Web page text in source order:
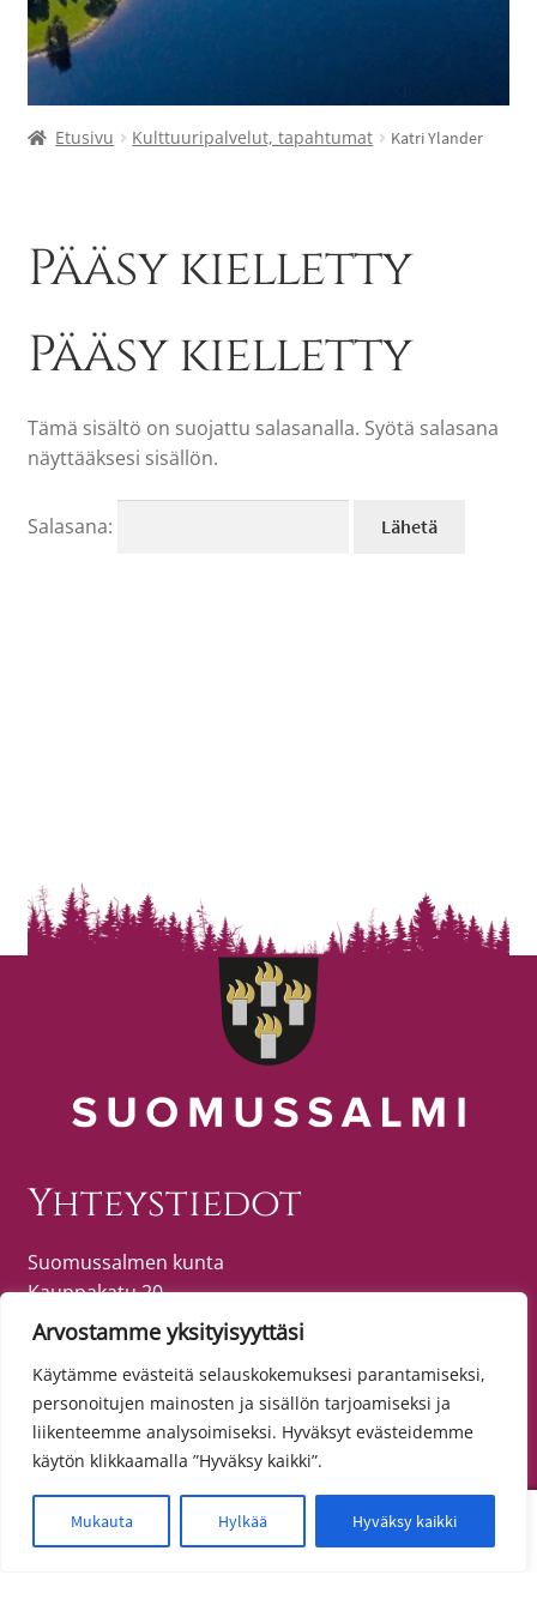
Arvostamme yksityisyyttäsi
Käytämme evästeitä selauskokemuksesi parantamiseksi,
personoitujen mainosten ja sisällön tarjoamiseksi ja
liikenteemme analysoimiseksi. Hyväksyt evästeidemme
käytön klikkaamalla ”Hyväksy kaikki”.
Mukauta Hylkää Hyväksy kaikki
Etusivu Kulttuuripalvelut, tapahtumat Katri Ylander
Pääsy kielletty
Pääsy kielletty
Tämä sisältö on suojattu salasanalla. Syötä salasana
näyttääksesi sisällön.
Salasana:
Yhteystiedot
Suomussalmen kunta
Kauppakatu 20
89600 SUOMUSSALMI
puh. (08) 615 55 51 (vaihde)
Tietosuoja
Toimitusehdot
Tietosuojaseloste
Etsi:
Haku